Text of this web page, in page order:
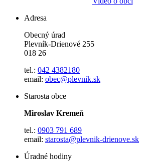
Adresa
Obecný úrad
Plevník-Drienové 255
018 26
tel.: 042 4382180
email: obec@plevnik.sk
Starosta obce
Miroslav Kremeň
tel.: 0903 791 689
email: starosta@plevnik-drienove.sk
Úradné hodiny